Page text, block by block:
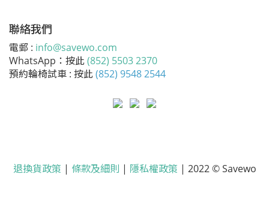
聯絡我們
電郵 : info@savewo.com
WhatsApp：按此 (852) 5503 2370
預約輪椅試車 : 按此 (852) 9548 2544
退換貨政策 | 條款及細則 | 隱私權政策 | 2022 © Savewo